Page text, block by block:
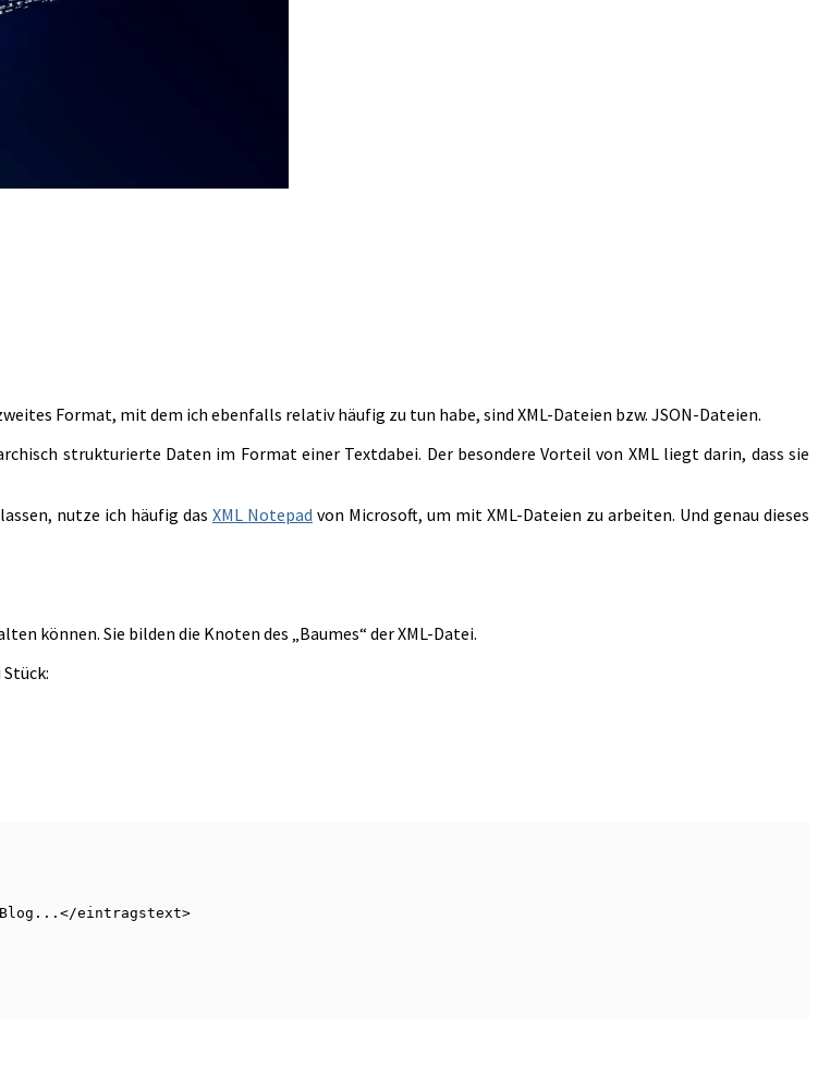
Format, mit dem ich ebenfalls relativ häufig zu tun habe, sind XML-Dateien bzw. JSON-Dateien.
strukturierte Daten im Format einer Textdabei. Der besondere Vorteil von XML liegt darin, dass sie
nutze ich häufig das XML Notepad von Microsoft, um mit XML-Dateien zu arbeiten. Und genau dieses
können. Sie bilden die Knoten des „Baumes“ der XML-Datei.